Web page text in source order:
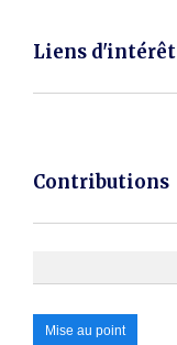
Liens d'intérêt
Contributions
Mise au point